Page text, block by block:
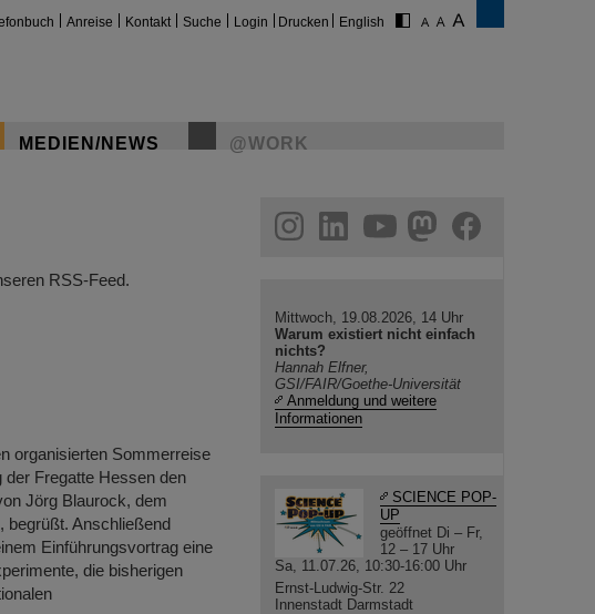
Anreise Kontakt Suche Login Drucken English
MEDIEN/NEWS @WORK
RSS-Feed.
organisierten Sommerreise
Fregatte Hessen den
Jörg Blaurock, dem
begrüßt. Anschließend
Einführungsvortrag eine
die bisherigen
helmholtz.social
facebook
Mittwoch, 19.08.2026, 14 Uhr
Warum existiert nicht einfach
nichts?
Hannah Elfner,
GSI/FAIR/Goethe-Universität
Anmeldung und weitere
Informationen
SCIENCE POP-
UP
geöffnet Di – Fr,
12 – 17 Uhr
Sa, 11.07.26, 10:30-16:00 Uhr
Ernst-Ludwig-Str. 22
Innenstadt Darmstadt